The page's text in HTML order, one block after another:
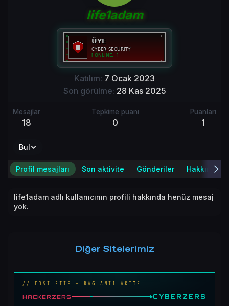
life1adam
Katılım 7 Ocak 2023
Son görülme 28 Kas 2025
Mesajlar
18
Tepkime puanı
0
Puanları
1
Bul
Profil mesajları Son aktivite Gönderiler Hakkında
life1adam adlı kullanıcının profili hakkında henüz mesaj
yok.
Diğer Sitelerimiz
// DOST SİTE — BAĞLANTI AKTİF
HACKERZERS CYBERZERS